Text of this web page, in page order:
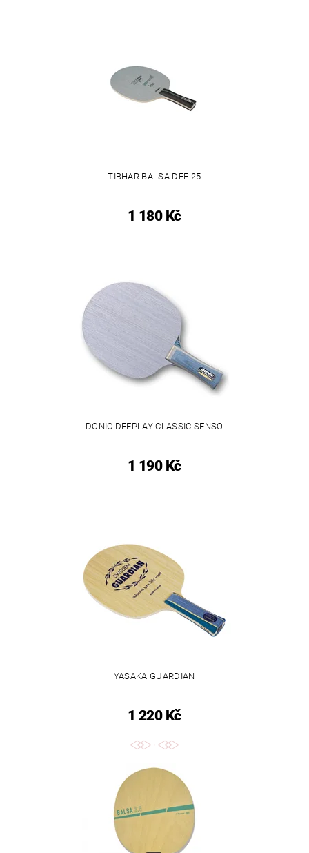
TIBHAR BALSA DEF 25
1 180 Kč
DONIC DEFPLAY CLASSIC SENSO
1 190 Kč
YASAKA GUARDIAN
1 220 Kč